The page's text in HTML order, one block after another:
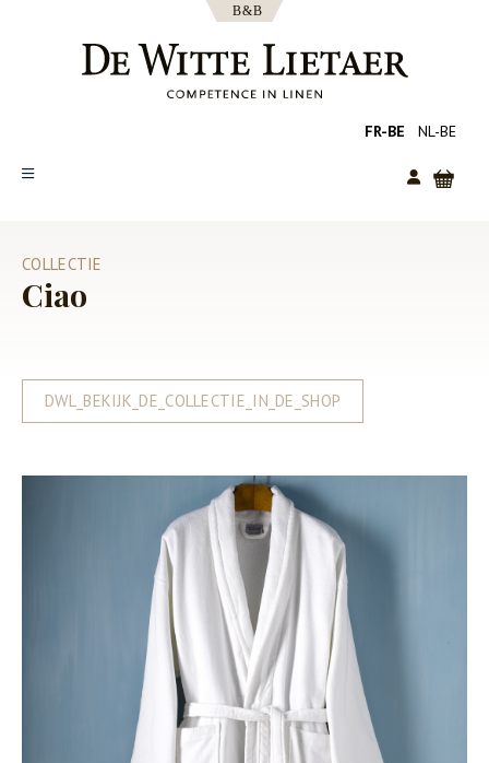
FR-BE NL-BE
COLLECTIES
OVER ONS
NIEUWS
COLLECTIE
Ciao
DWL_BEKIJK_DE_COLLECTIE_IN_DE_SHOP